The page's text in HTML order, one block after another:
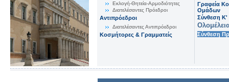
Εκλογή-Θητεία-Αρμοδιότητες
Διατελέσαντες Πρόεδροι
Αντιπρόεδροι
Διατελέσαντες Αντιπρόεδροι
Κοσμήτορες & Γραμματείς
Γραφεία
Ομάδων
Σύνθεση K'
Σύνθεση